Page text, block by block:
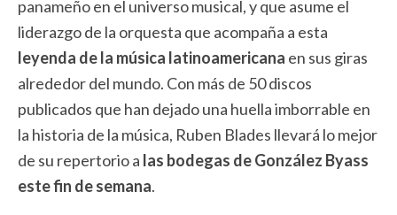
panameño en el universo musical, y que asume el
liderazgo de la orquesta que acompaña a esta
leyenda de la música latinoamericana en sus giras
alrededor del mundo. Con más de 50 discos
publicados que han dejado una huella imborrable en
la historia de la música, Ruben Blades llevará lo mejor
de su repertorio a las bodegas de González Byass
este fin de semana.